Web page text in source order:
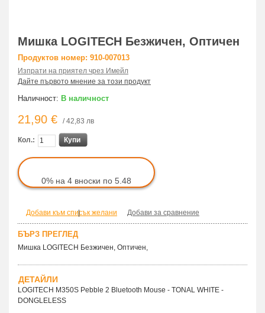
Мишка LOGITECH Безжичен, Оптичен
Продуктов номер: 910-007013
Изпрати на приятел чрез Имейл
Дайте първото мнение за този продукт
Наличност: В наличност
21,90 € / 42,83 лв
Кол.: Купи
0% на 4 вноски по 5.48
Добави към списък желани
| Добави за сравнение
БЪРЗ ПРЕГЛЕД
Мишка LOGITECH Безжичен, Оптичен,
ДЕТАЙЛИ
LOGITECH M350S Pebble 2 Bluetooth Mouse - TONAL WHITE -
DONGLELESS